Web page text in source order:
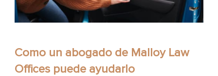
Como un abogado de Malloy Law
Offices puede ayudarlo